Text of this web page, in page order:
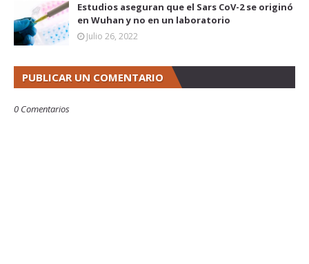
Estudios aseguran que el Sars CoV-2 se originó
en Wuhan y no en un laboratorio
Julio 26, 2022
PUBLICAR UN COMENTARIO
0 Comentarios